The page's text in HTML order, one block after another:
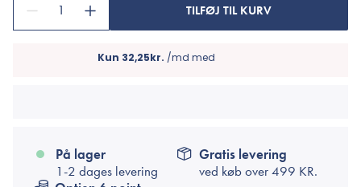
1 TILFØJ TIL KURV
På lager
1-2 dages levering
Gratis levering
ved køb over499 KR.